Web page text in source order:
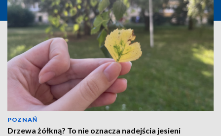
POZNAŃ
Drzewa żółkną? To nie oznacza nadejścia jesieni